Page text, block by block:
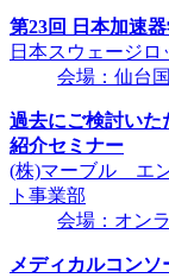
第23回 日本加速
日本スウェージロ
会場：仙台
過去にご検討いた
紹介セミナー
(株)マーブル エ
ト事業部
会場：オン
メディカルコン